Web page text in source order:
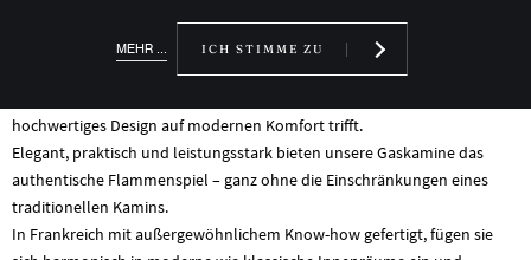
hochwertiges Design auf modernen Komfort trifft.
Elegant, praktisch und leistungsstark bieten unsere Gaskamine das
authentische Flammenspiel – ganz ohne die Einschränkungen eines
traditionellen Kamins.
In Frankreich mit außergewöhnlichem Know-how gefertigt, fügen sie
MEHR ... ICH STIMME ZU